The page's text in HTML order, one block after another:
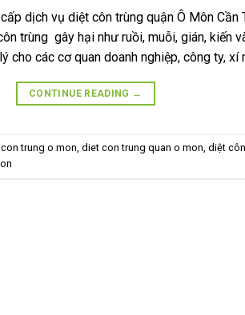
dịch vụ diệt côn trùng quận Ô Môn Cần
trùng gây hại như ruồi, muỗi, gián, kiến
các cơ quan doanh nghiệp, công ty, xí
CONTINUE READING →
trung o mon, diet con trung quan o mon, diệt